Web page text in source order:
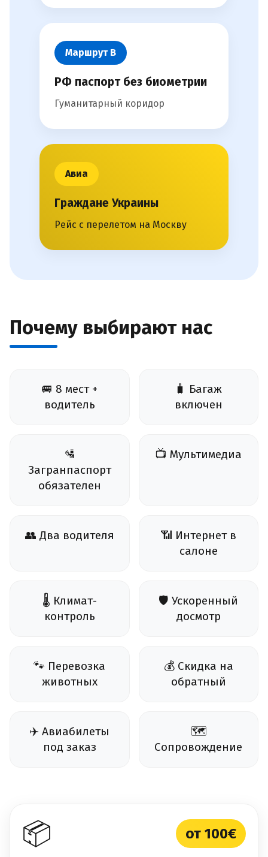
Маршрут В
РФ паспорт без биометрии
Гуманитарный коридор
Авиа
Граждане Украины
Рейс с перелетом на Москву
Почему выбирают нас
🚐 8 мест +
водитель
🧳 Багаж
включен
🛂
Загранпаспорт
обязателен
📺 Мультимедиа
👥 Два водителя
📶 Интернет в
салоне
🌡️ Климат-
контроль
🛡️ Ускоренный
досмотр
🐾 Перевозка
животных
💰 Скидка на
обратный
✈️ Авиабилеты
под заказ
🗺️
Сопровождение
📦 от 100€